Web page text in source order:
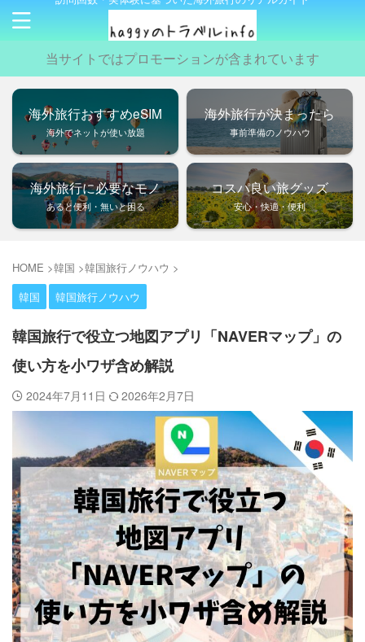
当サイトではプロモーションが含まれています
海外旅行おすすめeSIM
海外でネットが使い放題
海外旅行が決まったら
事前準備のノウハウ
海外旅行に必要なモノ
あると便利・無いと困る
コスパ良い旅グッズ
安心・快適・便利
HOME >韓国 >韓国旅行ノウハウ >
韓国
韓国旅行ノウハウ
韓国旅行で役立つ地図アプリ「NAVERマップ」の
使い方を小ワザ含め解説
2024年7月11日 2026年2月7日